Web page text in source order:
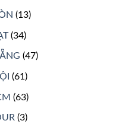
(13)
(34)
(47)
(61)
(63)
(3)